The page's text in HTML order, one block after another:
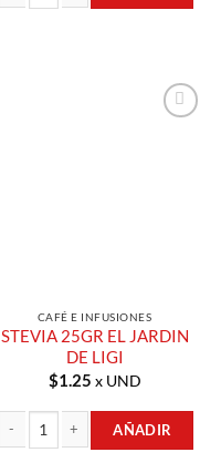
CAFÉ E INFUSIONES
STEVIA 25GR EL JARDIN
DE LIGI
$1.25 x UND
AÑADIR